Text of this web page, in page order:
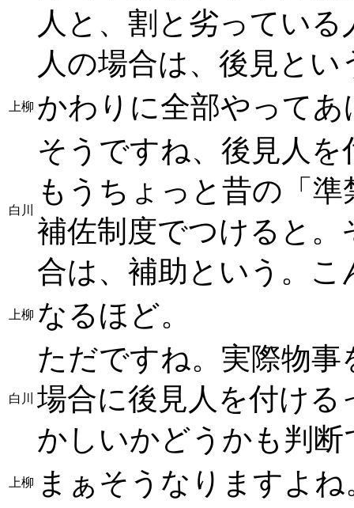
人と、割と劣ってい
人の場合は、後見と
上柳 かわりに全部やって
白川
そうですね、後見人
もうちょっと昔の「
補佐制度でつけると
合は、補助という。
上柳 なるほど。
白川
ただですね。実際物
場合に後見人を付け
かしいかどうかも判
上柳 まぁそうなりますよね